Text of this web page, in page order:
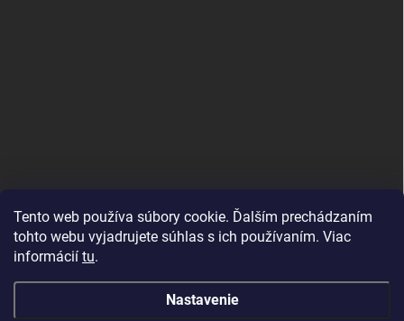
Tento web používa súbory cookie. Ďalším prechádzaním
tohto webu vyjadrujete súhlas s ich používaním. Viac
informácií tu.
Nastavenie
Good E-shops have logic. SALELOGICS